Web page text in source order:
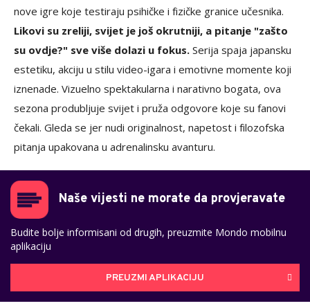
nove igre koje testiraju psihičke i fizičke granice učesnika.
Likovi su zreliji, svijet je još okrutniji, a pitanje "zašto
su ovdje?" sve više dolazi u fokus. Serija spaja japansku
estetiku, akciju u stilu video-igara i emotivne momente koji
iznenade. Vizuelno spektakularna i narativno bogata, ova
sezona produbljuje svijet i pruža odgovore koje su fanovi
čekali. Gleda se jer nudi originalnost, napetost i filozofska
pitanja upakovana u adrenalinsku avanturu.
Naše vijesti ne morate da provjeravate
Budite bolje informisani od drugih, preuzmite Mondo mobilnu
aplikaciju
PREUZMI APLIKACIJU